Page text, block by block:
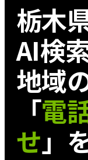
栃木
AI検
地域
「電
せ」